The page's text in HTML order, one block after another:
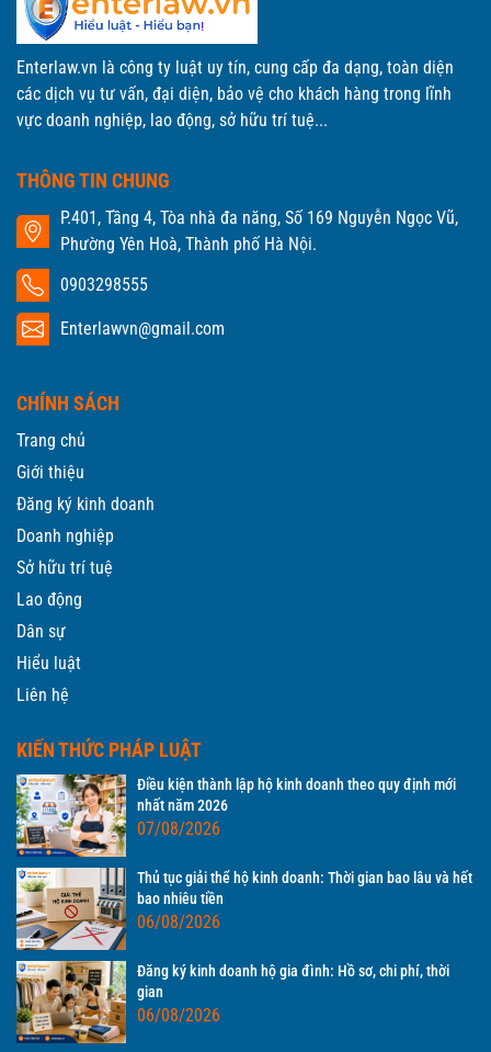
Enterlaw.vn là công ty luật uy tín, cung cấp đa dạng, toàn diện
các dịch vụ tư vấn, đại diện, bảo vệ cho khách hàng trong lĩnh
vực doanh nghiệp, lao động, sở hữu trí tuệ...
THÔNG TIN CHUNG
P.401, Tầng 4, Tòa nhà đa năng, Số 169 Nguyễn Ngọc Vũ,
Phường Yên Hoà, Thành phố Hà Nội.
0903298555
Enterlawvn@gmail.com
CHÍNH SÁCH
Trang chủ
Giới thiệu
Đăng ký kinh doanh
Doanh nghiệp
Sở hữu trí tuệ
Lao động
Dân sự
Hiểu luật
Liên hệ
KIẾN THỨC PHÁP LUẬT
Điều kiện thành lập hộ kinh doanh theo quy định mới
nhất năm 2026
07/08/2026
Thủ tục giải thể hộ kinh doanh: Thời gian bao lâu và hết
bao nhiêu tiền
06/08/2026
Đăng ký kinh doanh hộ gia đình: Hồ sơ, chi phí, thời
gian
06/08/2026